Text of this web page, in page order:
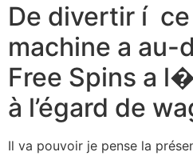
De divertir í
machine a au-
Free Spins a
à l’égard de
Il va pouvoir je pense la